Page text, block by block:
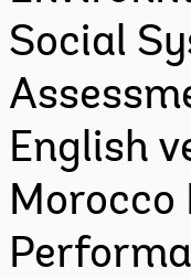
Social
English
Morocco